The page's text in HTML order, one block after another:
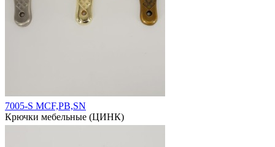
7005-S MCF,PB,SN
Крючки мебельные (ЦИНК)